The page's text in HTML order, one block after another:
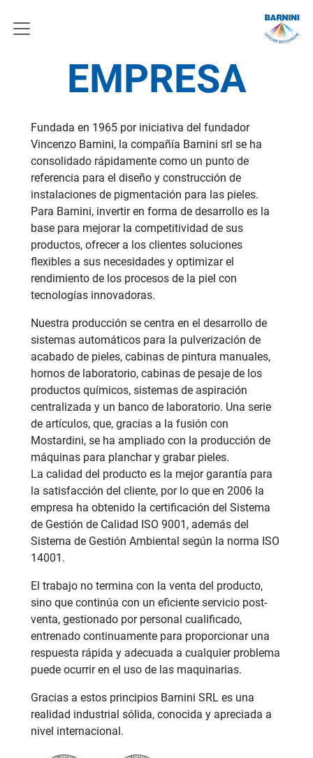
EMPRESA
Fundada en 1965 por iniciativa del fundador
Vincenzo Barnini, la compañía Barnini srl se ha
consolidado rápidamente como un punto de
referencia para el diseño y construcción de
instalaciones de pigmentación para las pieles.
Para Barnini, invertir en forma de desarrollo es la
base para mejorar la competitividad de sus
productos, ofrecer a los clientes soluciones
flexibles a sus necesidades y optimizar el
rendimiento de los procesos de la piel con
tecnologías innovadoras.
Nuestra producción se centra en el desarrollo de
sistemas automáticos para la pulverización de
acabado de pieles, cabinas de pintura manuales,
hornos de laboratorio, cabinas de pesaje de los
productos químicos, sistemas de aspiración
centralizada y un banco de laboratorio. Una serie
de artículos, que, gracias a la fusión con
Mostardini, se ha ampliado con la producción de
máquinas para planchar y grabar pieles.
La calidad del producto es la mejor garantía para
la satisfacción del cliente, por lo que en 2006 la
empresa ha obtenido la certificación del Sistema
de Gestión de Calidad ISO 9001, además del
Sistema de Gestión Ambiental según la norma ISO
14001.
El trabajo no termina con la venta del producto,
sino que continúa con un eficiente servicio post-
venta, gestionado por personal cualificado,
entrenado continuamente para proporcionar una
respuesta rápida y adecuada a cualquier problema
puede ocurrir en el uso de las maquinarias.
Gracias a estos principios Barnini SRL es una
realidad industrial sólida, conocida y apreciada a
nivel internacional.